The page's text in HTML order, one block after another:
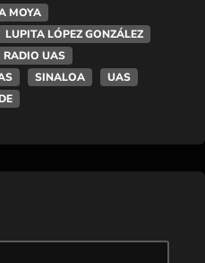
MOYA
LUPITA LÓPEZ GONZÁLEZ
RADIO UAS
SINALOA
UAS